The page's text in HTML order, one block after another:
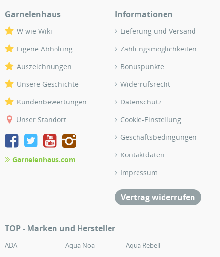
Garnelenhaus
W wie Wiki
Eigene Abholung
Auszeichnungen
Unsere Geschichte
Kundenbewertungen
Unser Standort
Garnelenhaus.com
Informationen
Lieferung und Versand
Zahlungsmöglichkeiten
Bonuspunkte
Widerrufsrecht
Datenschutz
Cookie-Einstellung
Geschäftsbedingungen
Kontaktdaten
Impressum
Vertrag widerrufen
TOP - Marken und Hersteller
ADA Aqua-Noa
Aqua Rebell